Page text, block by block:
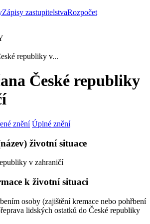
Zápisy zastupitelstvaRozpočet
republiky v...
České republiky
znění Úplné znění
životní situace
v zahraničí
k životní situaci
osoby (zajištění kremace nebo pohřbení
lidských ostatků do České republiky